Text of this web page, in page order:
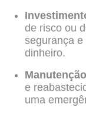
de risco ou
segurança
dinheiro.
Manutenção
e
uma